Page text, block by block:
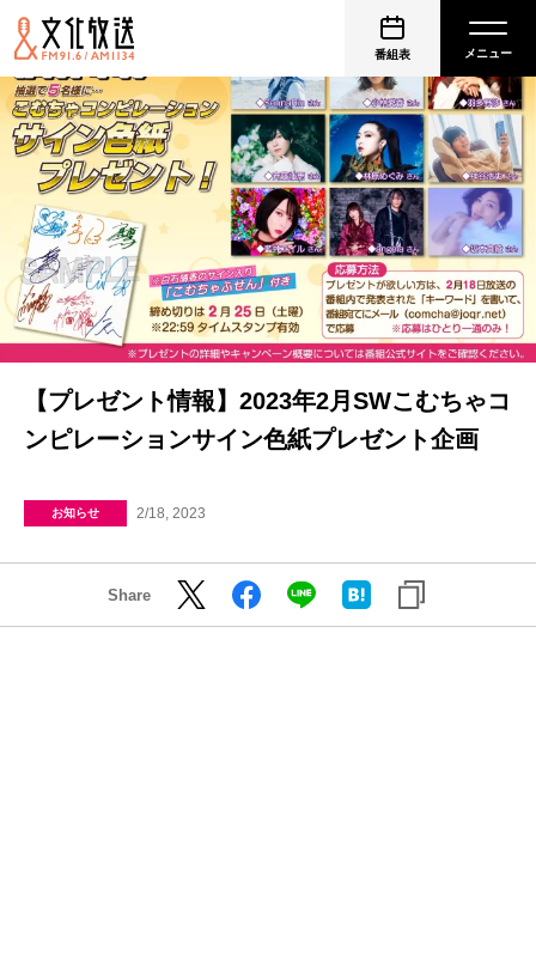
番組表
【プレゼント情報】2023年2月SWこむちゃコ
ンピレーションサイン色紙プレゼント企画
お知らせ 2/18, 2023
Share